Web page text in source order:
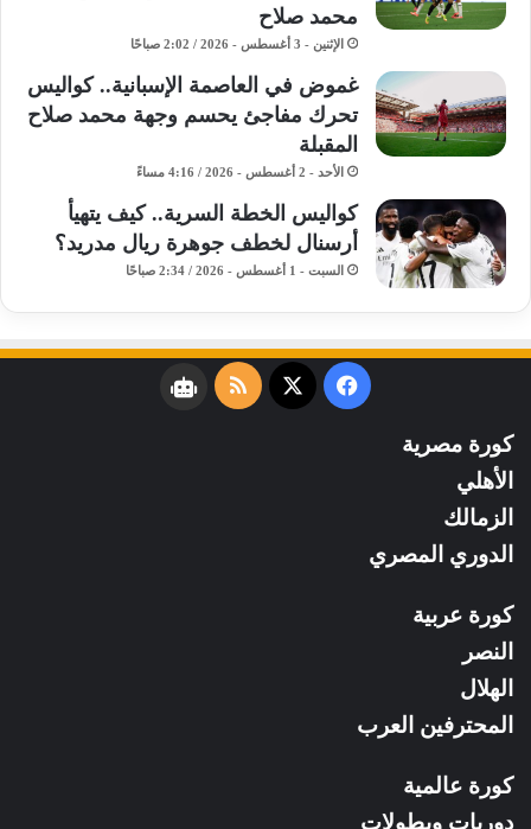
محمد صلاح
الإثنين - 3 أغسطس - 2026 / 2:02 صباحًا
غموض في العاصمة الإسبانية.. كواليس
تحرك مفاجئ يحسم وجهة محمد صلاح
المقبلة
الأحد - 2 أغسطس - 2026 / 4:16 مساءً
كواليس الخطة السرية.. كيف يتهيأ
أرسنال لخطف جوهرة ريال مدريد؟
السبت - 1 أغسطس - 2026 / 2:34 صباحًا
فيسبوك
‫X
ملخصنبض
كورة مصرية
الأهلي
الزمالك
الدوري المصري
كورة عربية
النصر
الهلال
المحترفين العرب
كورة عالمية
دوريات وبطولات